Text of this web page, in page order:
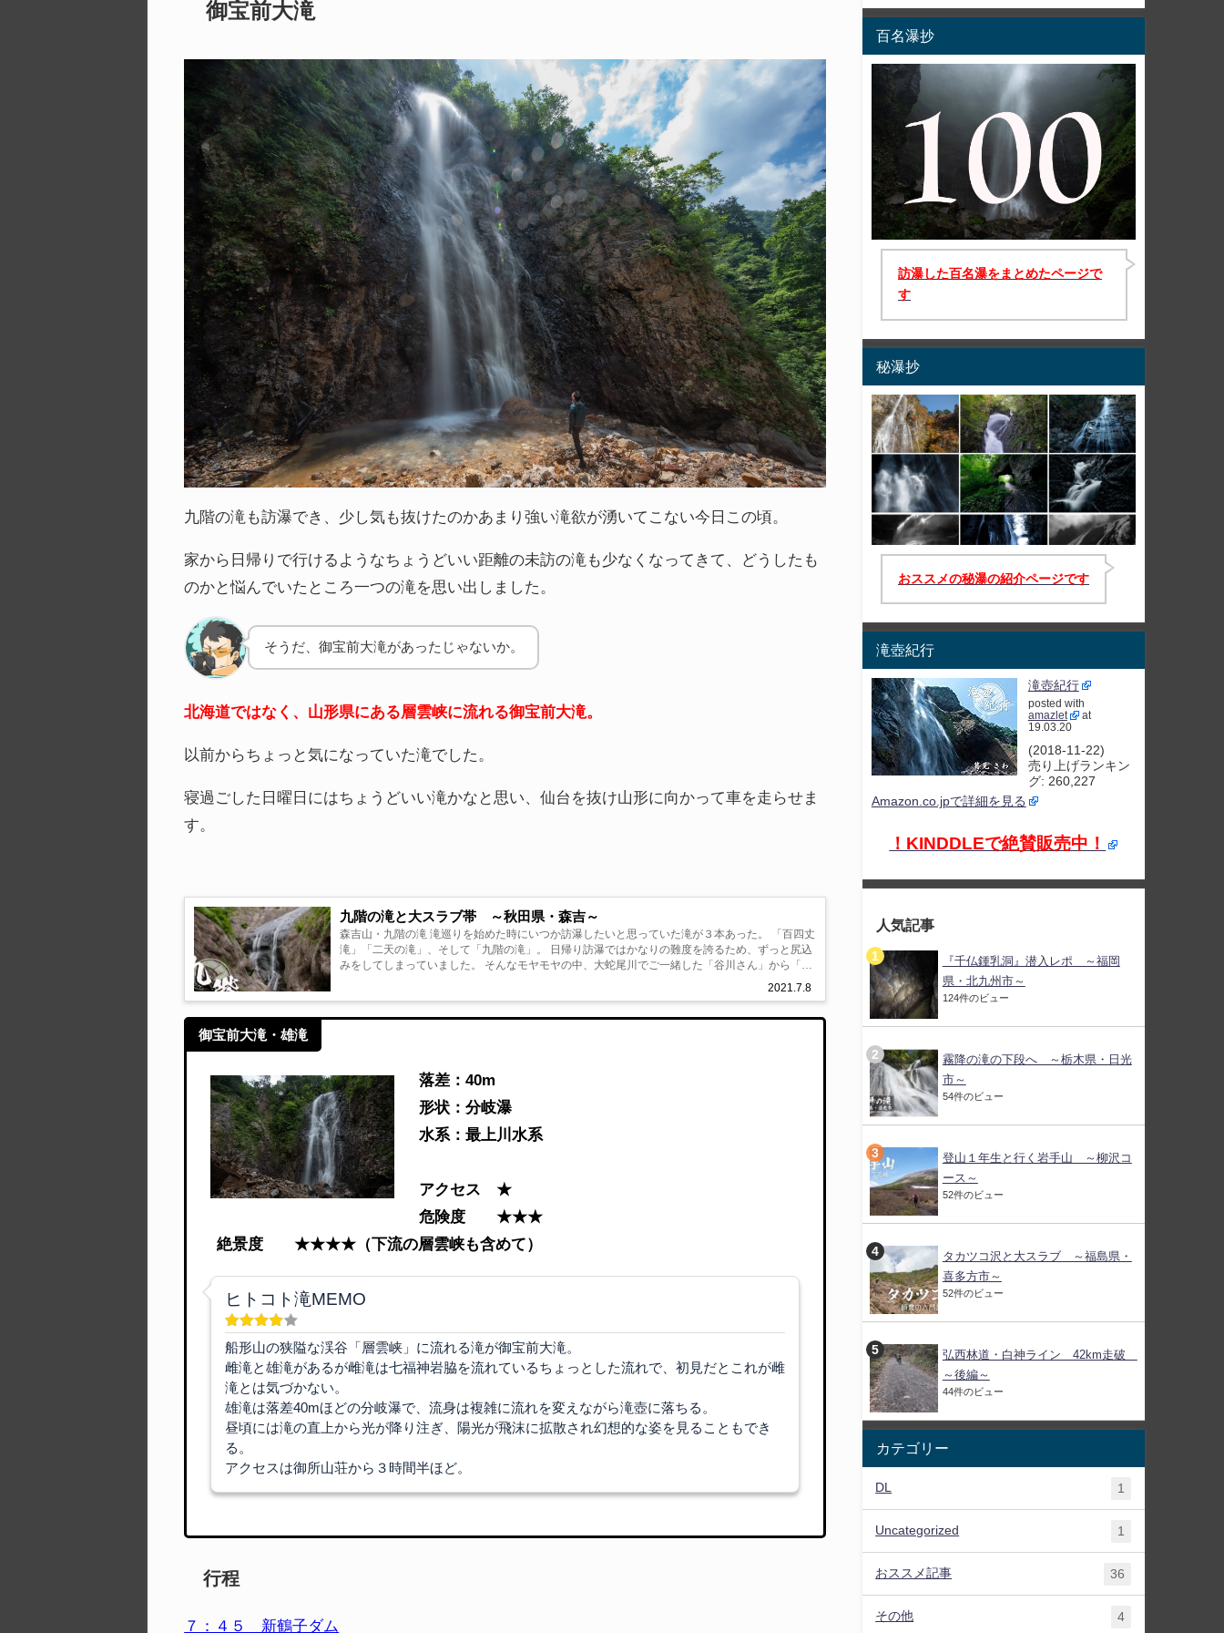
御宝前大滝
九階の滝も訪瀑でき、少し気も抜けたのかあまり強い滝欲が湧いてこない今日この頃。
家から日帰りで行けるようなちょうどいい距離の未訪の滝も少なくなってきて、どうしたも
のかと悩んでいたところ一つの滝を思い出しました。
そうだ、御宝前大滝があったじゃないか。
北海道ではなく、山形県にある層雲峡に流れる御宝前大滝。
以前からちょっと気になっていた滝でした。
寝過ごした日曜日にはちょうどいい滝かなと思い、仙台を抜け山形に向かって車を走らせま
す。
九階の滝と大スラブ帯 ～秋田県・森吉～
2021.7.8
森吉山・九階の滝 滝巡りを始めた時にいつか訪瀑したいと思っていた滝が３本あった。 「百四丈
滝」「二天の滝」、そして「九階の滝」。 日帰り訪瀑ではかなりの難度を誇るため、ずっと尻込
みをしてしまっていました。 そんなモヤモヤの中、大蛇尾川でご一緒した「谷川さん」から「九
御宝前大滝・雄滝
落差：40m
形状：分岐瀑
水系：最上川水系
アクセス ★
危険度 ★★★
絶景度 ★★★★（下流の層雲峡も含めて）
ヒトコト滝MEMO
船形山の狭隘な渓谷「層雲峡」に流れる滝が御宝前大滝。
雌滝と雄滝があるが雌滝は七福神岩脇を流れているちょっとした流れで、初見だとこれが雌
滝とは気づかない。
雄滝は落差40mほどの分岐瀑で、流身は複雑に流れを変えながら滝壺に落ちる。
昼頃には滝の直上から光が降り注ぎ、陽光が飛沫に拡散され幻想的な姿を見ることもでき
る。
アクセスは御所山荘から３時間半ほど。
行程
７：４５ 新鶴子ダム
百名瀑抄
訪瀑した百名瀑をまとめたページで
す
秘瀑抄
おススメの秘瀑の紹介ページです
滝壺紀行
滝壺紀行
posted with
amazlet
at
19.03.20
(2018-11-22)
売り上げランキン
グ: 260,227
Amazon.co.jpで詳細を見る
！KINDDLEで絶賛販売中！
人気記事
『千仏鍾乳洞』潜入レポ ～福岡
県・北九州市～
124件のビュー
霧降の滝の下段へ ～栃木県・日光
市～
54件のビュー
登山１年生と行く岩手山 ～柳沢コ
ース～
52件のビュー
タカツコ沢と大スラブ ～福島県・
喜多方市～
52件のビュー
弘西林道・白神ライン 42km走破
～後編～
44件のビュー
カテゴリー
DL 1
Uncategorized 1
おススメ記事 36
その他 4